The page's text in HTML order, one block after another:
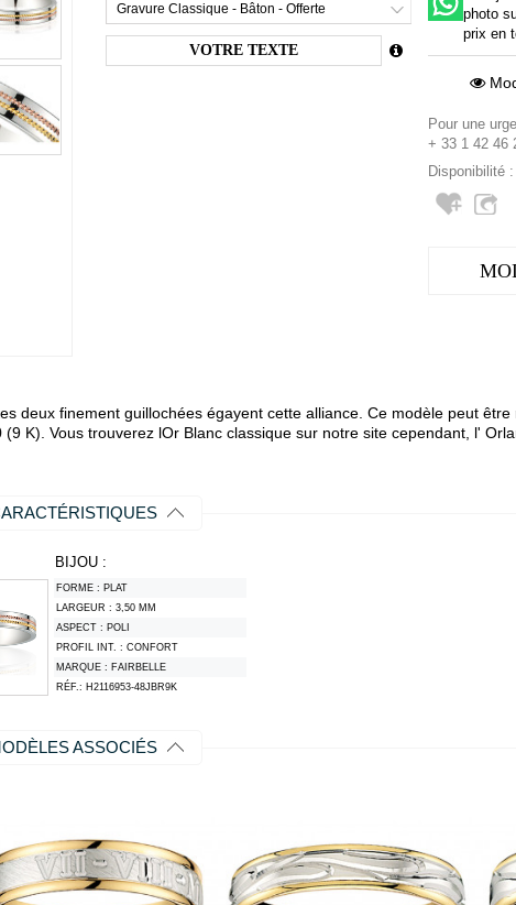
Gravure Classique - Bâton - Offerte
photo
prix en
Pour une
+ 33 1 42 46
Disponibilité
deux finement guillochées égayent cette alliance. Ce modèle peut
K). Vous trouverez lOr Blanc classique sur notre site cependant, l'
BIJOU :
FORME : PLAT
LARGEUR :3,50 MM
ASPECT : POLI
PROFIL INT. :CONFORT
MARQUE : FAIRBELLE
RÉF.: H2116953-48JBR9K
ASSOCIÉS